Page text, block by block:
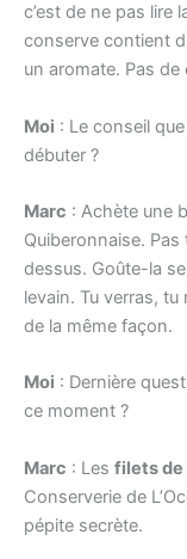
c’est de ne pas lire
conserve contient
un aromate. Pas de
Moi : Le conseil
débuter ?
Marc : Achète une
Quiberonnaise.
dessus. Goûte-la
levain. Tu verras,
de la même façon.
Moi : Dernière
ce moment ?
Marc : Les filets de
Conserverie de
pépite secrète.